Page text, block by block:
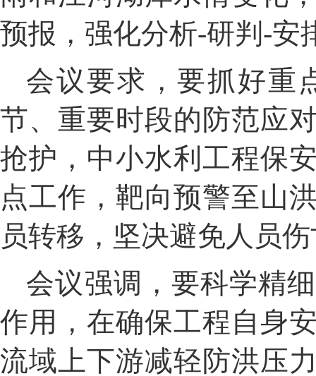
预报 ， 强化分析-研判 -安
会议要求，要抓好重
节、重要时段的防范应
抢护，中小水利工程保
点工作 ，靶向预警至山
员转移，坚决避免人员
会议强调，要科学精
作用 ，在确保工程自身
流域上下游减轻防洪压